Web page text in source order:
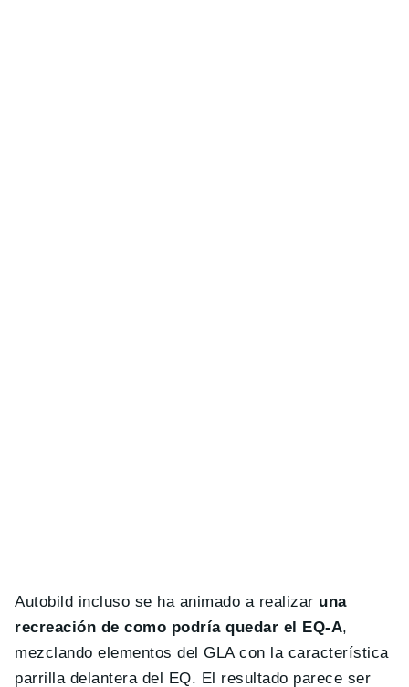
Autobild incluso se ha animado a realizar una
recreación de como podría quedar el EQ-A,
mezclando elementos del GLA con la característica
parrilla delantera del EQ. El resultado parece ser